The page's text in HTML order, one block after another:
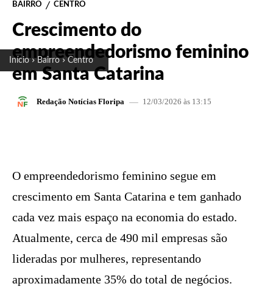
Início Bairro Centro
BAIRRO CENTRO
Crescimento do
empreendedorismo feminino
em Santa Catarina
Redação Notícias Floripa 12/03/2026 às 13:15
O empreendedorismo feminino segue em
crescimento em Santa Catarina e tem ganhado
cada vez mais espaço na economia do estado.
Atualmente, cerca de 490 mil empresas são
lideradas por mulheres, representando
aproximadamente 35% do total de negócios.